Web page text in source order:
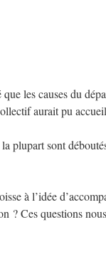
les causes du
aurait pu
plupart sont
à l’idée
? Ces questions